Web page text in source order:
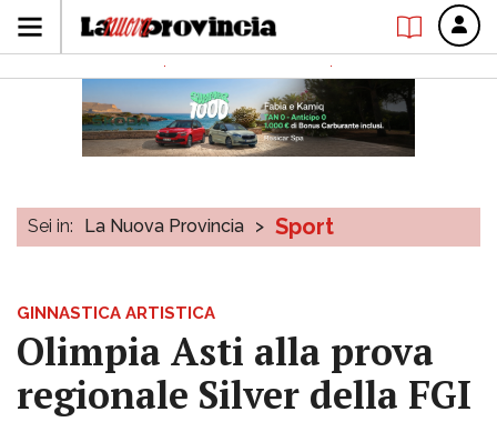
Sei in: La Nuova Provincia > Sport
GINNASTICA ARTISTICA
Olimpia Asti alla prova
regionale Silver della FGI